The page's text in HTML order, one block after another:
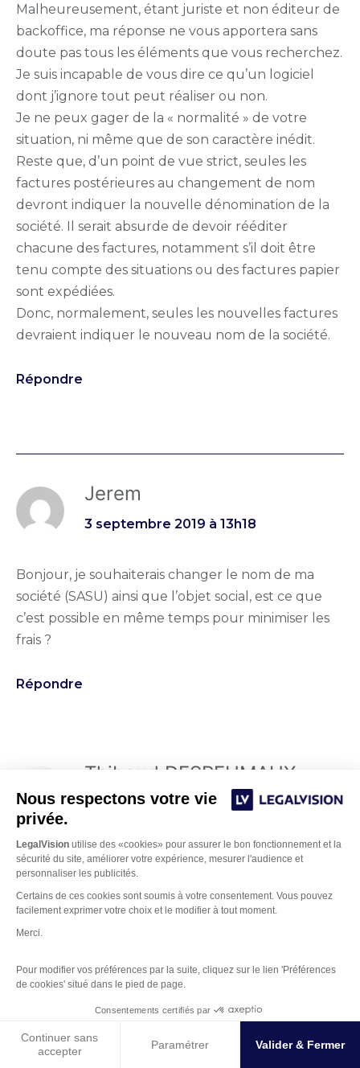
Nous respectons votre vie
privée.
LegalVision utilise des «cookies» pour assurer le bon fonctionnement et la
sécurité du site, améliorer votre expérience, mesurer l'audience et
personnaliser les publicités.
Certains de ces cookies sont soumis à votre consentement. Vous pouvez
facilement exprimer votre choix et le modifier à tout moment.
Merci.
Pour modifier vos préférences par la suite, cliquez sur le lien 'Préférences
de cookies' situé dans le pied de page.
Consentements certifiés par
Continuer sans
accepter
Paramétrer Valider & Fermer
Malheureusement, étant juriste et non éditeur de
backoffice, ma réponse ne vous apportera sans
doute pas tous les éléments que vous recherchez.
Je suis incapable de vous dire ce qu’un logiciel
dont j’ignore tout peut réaliser ou non.
Je ne peux gager de la « normalité » de votre
situation, ni même que de son caractère inédit.
Reste que, d’un point de vue strict, seules les
factures postérieures au changement de nom
devront indiquer la nouvelle dénomination de la
société. Il serait absurde de devoir rééditer
chacune des factures, notamment s’il doit être
tenu compte des situations ou des factures papier
sont expédiées.
Donc, normalement, seules les nouvelles factures
devraient indiquer le nouveau nom de la société.
Répondre
Jerem
3 septembre 2019 à 13h18
Bonjour, je souhaiterais changer le nom de ma
société (SASU) ainsi que l’objet social, est ce que
c’est possible en même temps pour minimiser les
frais ?
Répondre
Thibaud DESREUMAUX
3 septembre 2019 à 13h34
Bonjour,
Oui cela est tout à fait possible. Les 2 procédures
nécessitent la réunion d’une assemblée générale,
une publication et un dépôt de dossier au greffe
Répondre